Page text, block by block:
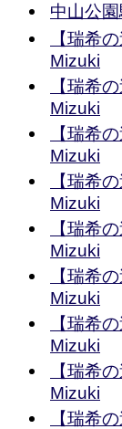
中山公
【瑞希
Mizuki
【瑞希
Mizuki
【瑞希
Mizuki
【瑞希
Mizuki
【瑞希
Mizuki
【瑞希
Mizuki
【瑞希
Mizuki
【瑞希
Mizuki
【瑞希